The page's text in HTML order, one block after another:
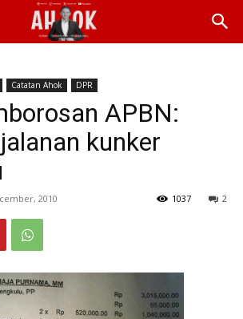
Catatan Ahok DPR
APBN:
kunker
2010 2
1037